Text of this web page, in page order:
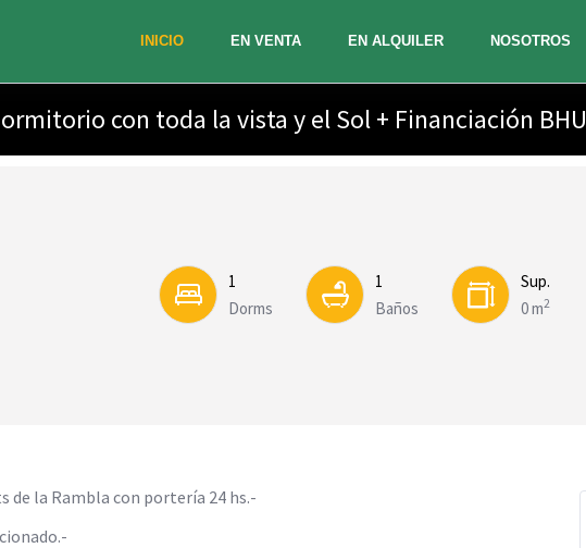
INICIO EN VENTA EN ALQUILER NOSOTROS
con toda la vista y el Sol + Financiación BHU
1
Dorms
1
Baños
Sup.
0 m2
de la Rambla con portería 24 hs.-